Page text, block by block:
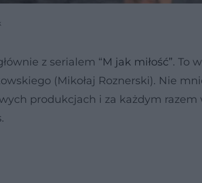
z serialem “M jak miłość”. To
(Mikołaj Roznerski). Nie
produkcjach i za każdym razem